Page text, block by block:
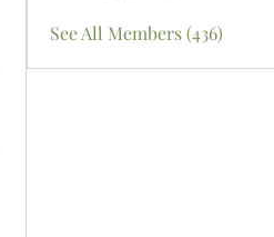
See All Members (436)